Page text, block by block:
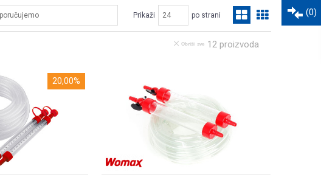
(0)
Prikaži po strani
12 proizvoda
Obriši sve
20,00%
UPOREDI